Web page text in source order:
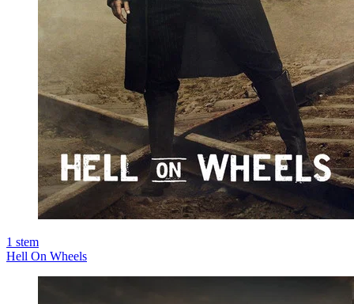
1 stem
Hell On Wheels